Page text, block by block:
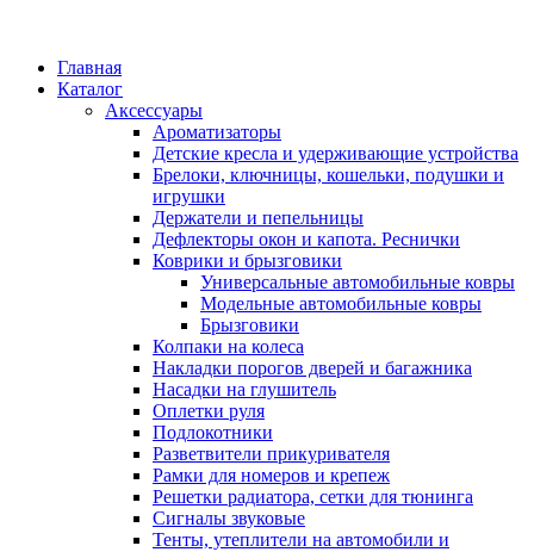
Главная
Каталог
Аксессуары
Ароматизаторы
Детские кресла и удерживающие устройства
Брелоки, ключницы, кошельки, подушки и
игрушки
Держатели и пепельницы
Дефлекторы окон и капота. Реснички
Коврики и брызговики
Универсальные автомобильные ковры
Модельные автомобильные ковры
Брызговики
Колпаки на колеса
Накладки порогов дверей и багажника
Насадки на глушитель
Оплетки руля
Подлокотники
Разветвители прикуривателя
Рамки для номеров и крепеж
Решетки радиатора, сетки для тюнинга
Сигналы звуковые
Тенты, утеплители на автомобили и